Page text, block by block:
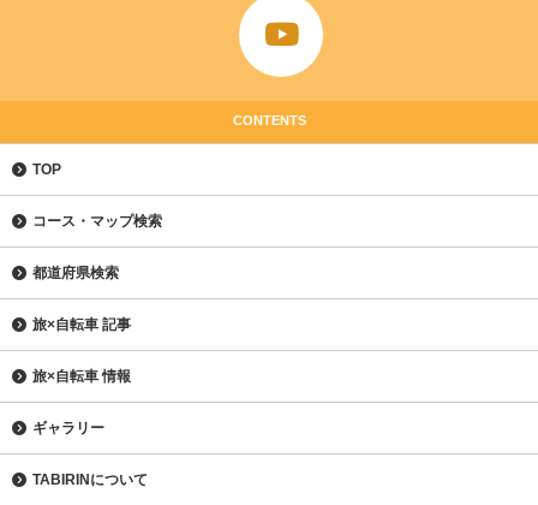
CONTENTS
TOP
コース・マップ検索
都道府県検索
旅×自転車 記事
旅×自転車 情報
ギャラリー
TABIRINについて